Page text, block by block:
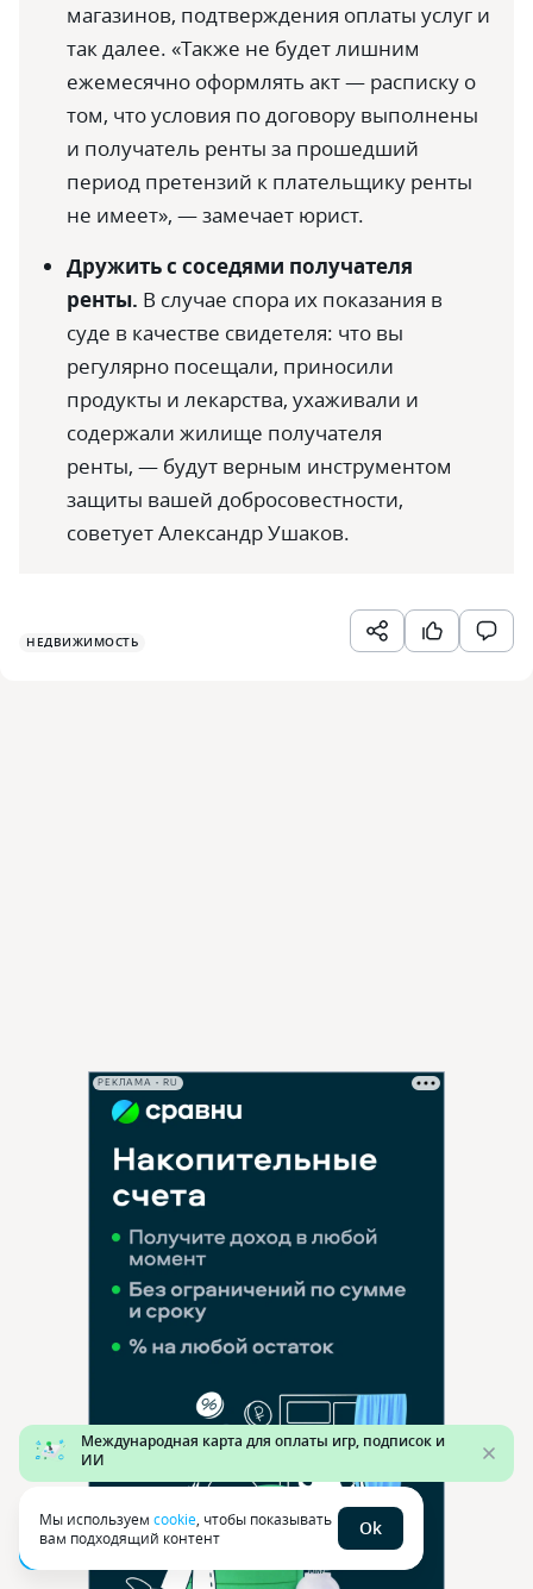
магазинов, подтверждения оплаты услуг и
так далее. «Также не будет лишним
ежемесячно оформлять акт — расписку о
том, что условия по договору выполнены
и получатель ренты за прошедший
период претензий к плательщику ренты
не имеет», — замечает юрист.
Дружить с соседями получателя
ренты. В случае спора их показания в
суде в качестве свидетеля: что вы
регулярно посещали, приносили
продукты и лекарства, ухаживали и
содержали жилище получателя
ренты, — будут верным инструментом
защиты вашей добросовестности,
советует Александр Ушаков.
НЕДВИЖИМОСТЬ
РЕКЛАМА • RU
Мы используем cookie , чтобы показывать
вам подходящий контент
Ok